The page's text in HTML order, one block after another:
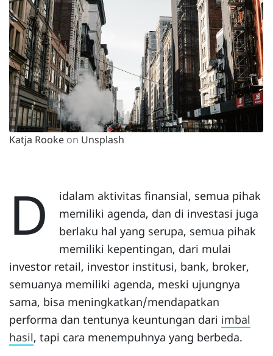
Katja Rooke on Unsplash
D
idalam aktivitas finansial, semua pihak
memiliki agenda, dan di investasi juga
berlaku hal yang serupa, semua pihak
memiliki kepentingan, dari mulai
investor retail, investor institusi, bank, broker,
semuanya memiliki agenda, meski ujungnya
sama, bisa meningkatkan/mendapatkan
performa dan tentunya keuntungan dari imbal
hasil, tapi cara menempuhnya yang berbeda.